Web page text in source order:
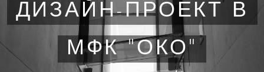
ДИЗАЙН-ПРОЕКТ В
МФК "ОКО"